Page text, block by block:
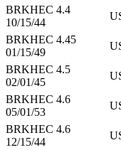
BRKHEC 4.4
10/15/44
BRKHEC 4.45
01/15/49
BRKHEC 4.5
02/01/45
BRKHEC 4.6
05/01/53
BRKHEC 4.6
12/15/44